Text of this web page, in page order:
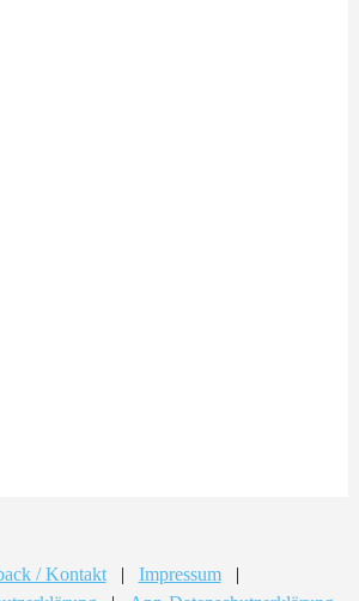
/ Kontakt | Impressum
|